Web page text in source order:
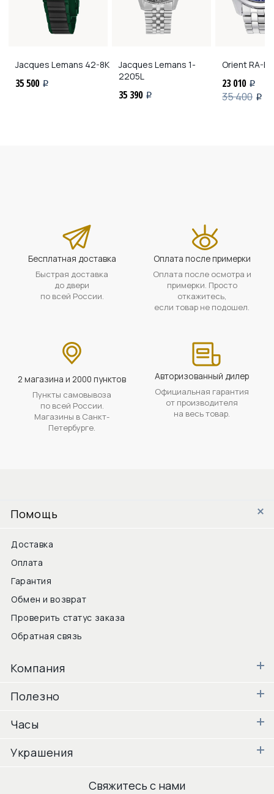
Jacques Lemans 42-8K
35 500 i
Jacques Lemans 1-
2205L
35 390 i
OrientRA-
23 010 i
35 400 i
Бесплатная доставка
Быстрая доставка
до двери
по всей России.
Оплата после примерки
Оплата после осмотра и
примерки. Просто
откажитесь,
если товар не подошел.
2 магазина и 2000 пунктов
Пункты самовывоза
по всей России.
Магазины в Санкт-
Петербурге.
Авторизованный дилер
Официальная гарантия
от производителя
на весь товар.
Помощь
Доставка
Оплата
Гарантия
Обмен и возврат
Проверить статус заказа
Обратная связь
Компания
Полезно
Часы
Украшения
Свяжитесь с нами